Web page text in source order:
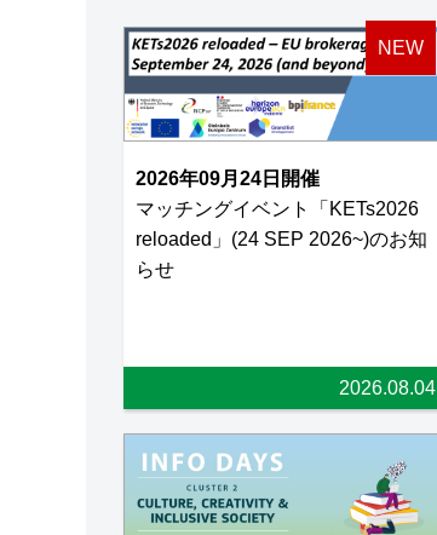
NEW
2026年09月24日開催
マッチングイベント「KETs2026
reloaded」(24 SEP 2026~)のお知
らせ
2026.08.04